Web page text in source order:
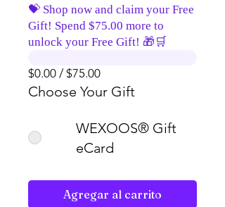
💝 Shop now and claim your Free
Gift! Spend $75.00 more to
unlock your Free Gift! 🎁🛒
$0.00 / $75.00
Choose Your Gift
WEXOOS® Gift
eCard
Agregar al carrito